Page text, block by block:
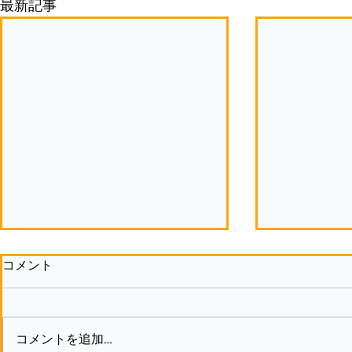
最新記事
コメント
コメントを追加…